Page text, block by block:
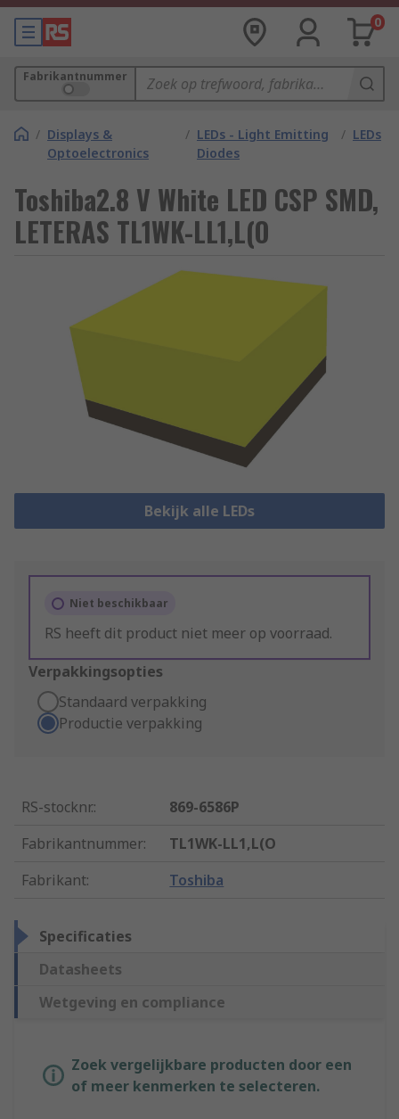
0
Fabrikantnummer
/ Displays &
Optoelectronics
/ LEDs - Light Emitting
Diodes
/ LEDs
Toshiba2.8 V White LED CSP SMD,
LETERAS TL1WK-LL1,L(O
Bekijk alle LEDs
Niet beschikbaar
RS heeft dit product niet meer op voorraad.
Verpakkingsopties
Standaard verpakking
Productie verpakking
RS-stocknr.:
869-6586P
Fabrikantnummer:
TL1WK-LL1,L(O
Fabrikant: Toshiba
Specificaties
Datasheets
Wetgeving en compliance
Zoek vergelijkbare producten door een
of meer kenmerken te selecteren.